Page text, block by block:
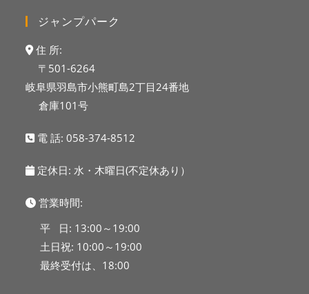
ジャンプパーク
住 所:
〒501-6264
岐阜県羽島市小熊町島2丁目24番地
倉庫101号
電 話:058-374-8512
定休日: 水・木曜日(不定休あり）
営業時間:
平 日: 13:00～19:00
土日祝: 10:00～19:00
最終受付は、18:00